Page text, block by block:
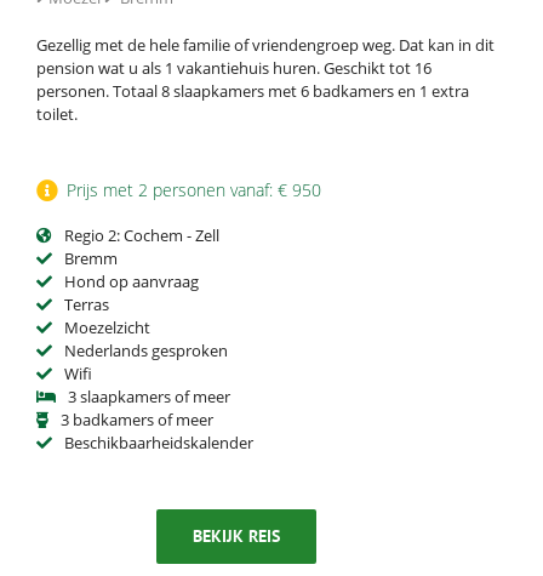
Gezellig met de hele familie of vriendengroep weg. Dat kan in dit
pension wat u als 1 vakantiehuis huren. Geschikt tot 16
personen. Totaal 8 slaapkamers met 6 badkamers en 1 extra
toilet.
Prijs met 2 personen vanaf: € 950
Regio 2: Cochem - Zell
Bremm
Hond op aanvraag
Terras
Moezelzicht
Nederlands gesproken
Wifi
3 slaapkamers of meer
3 badkamers of meer
Beschikbaarheidskalender
BEKIJK REIS